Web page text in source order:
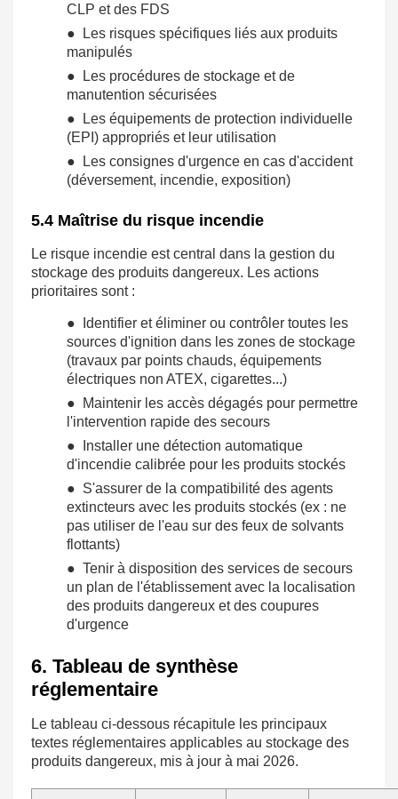
CLP et des FDS
● Les risques spécifiques liés aux produits
manipulés
● Les procédures de stockage et de
manutention sécurisées
● Les équipements de protection individuelle
(EPI) appropriés et leur utilisation
● Les consignes d'urgence en cas d'accident
(déversement, incendie, exposition)
5.4 Maîtrise du risque incendie
Le risque incendie est central dans la gestion du
stockage des produits dangereux. Les actions
prioritaires sont :
● Identifier et éliminer ou contrôler toutes les
sources d'ignition dans les zones de stockage
(travaux par points chauds, équipements
électriques non ATEX, cigarettes...)
● Maintenir les accès dégagés pour permettre
l'intervention rapide des secours
● Installer une détection automatique
d'incendie calibrée pour les produits stockés
● S'assurer de la compatibilité des agents
extincteurs avec les produits stockés (ex : ne
pas utiliser de l'eau sur des feux de solvants
flottants)
● Tenir à disposition des services de secours
un plan de l'établissement avec la localisation
des produits dangereux et des coupures
d'urgence
6. Tableau de synthèse
réglementaire
Le tableau ci-dessous récapitule les principaux
textes réglementaires applicables au stockage des
produits dangereux, mis à jour à mai 2026.